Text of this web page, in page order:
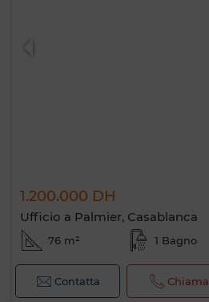
1.200.000 DH
Ufficio a Palmier, Casablanca
76 m² 1 Bagno
Contatta Chiama